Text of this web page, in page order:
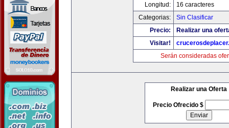
Longitud:
16 caracteres
Categorias:
Sin Clasificar
Precio:
Realizar una
Visitar!
Serán consideradas
Realizar una Oferta
Precio Ofrecido $